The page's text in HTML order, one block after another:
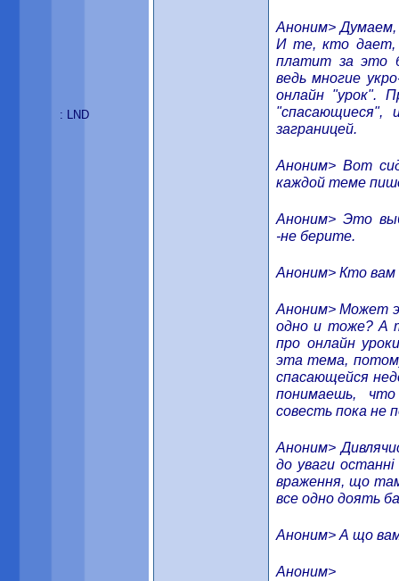
: LND
Аноним> Думаем,
И те, кто дает,
платит за это
ведь многие
онлайн "урок".
"спасающиеся",
заграницей.
Аноним> Вот
каждой теме
Аноним> Это
-не берите.
Аноним> Кто вам
Аноним> Может
одно и тоже? А
про онлайн
эта тема,
спасающейся
понимаешь,
совесть пока не
Аноним>
до уваги
враження, що
все одно доять
Аноним> А що вам
Аноним>